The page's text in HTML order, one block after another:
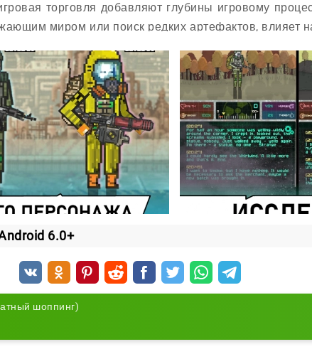
торговля добавляют глубины игровому
миром или поиск редких артефактов, влияет
мире.
6.0+
шоппинг)